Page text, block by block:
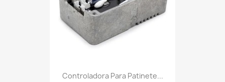
Controladora Para Patinete...